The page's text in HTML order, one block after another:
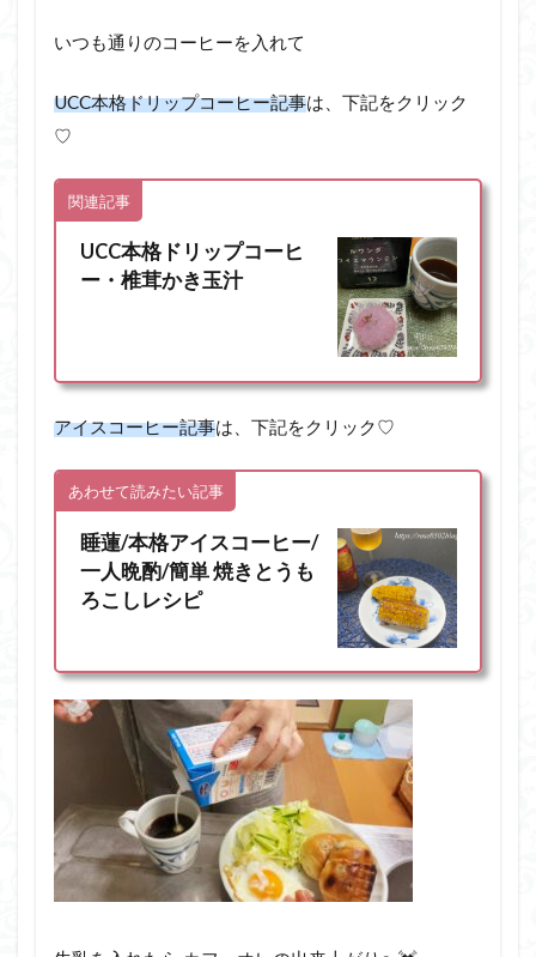
いつも通りのコーヒーを入れて
UCC本格ドリップコーヒー記事は、下記をクリック
♡
関連記事
UCC本格ドリップコーヒ
ー・椎茸かき玉汁
アイスコーヒー記事は、下記をクリック♡
あわせて読みたい記事
睡蓮/本格アイスコーヒー/
一人晩酌/簡単 焼きとうも
ろこしレシピ